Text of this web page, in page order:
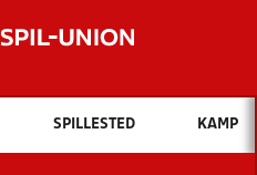
Hvad vil du søge efter?
INDHOLD OG NYHEDER
SPILLESTED KAMP